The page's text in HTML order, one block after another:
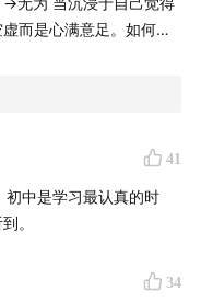
- Elvis
》 S1E04 结
而是心满意足。如何区
义的忘我中，无为就达
满意足或空虚。这种感
性；
缺失？
41
初中是学习最认真的时
。
34